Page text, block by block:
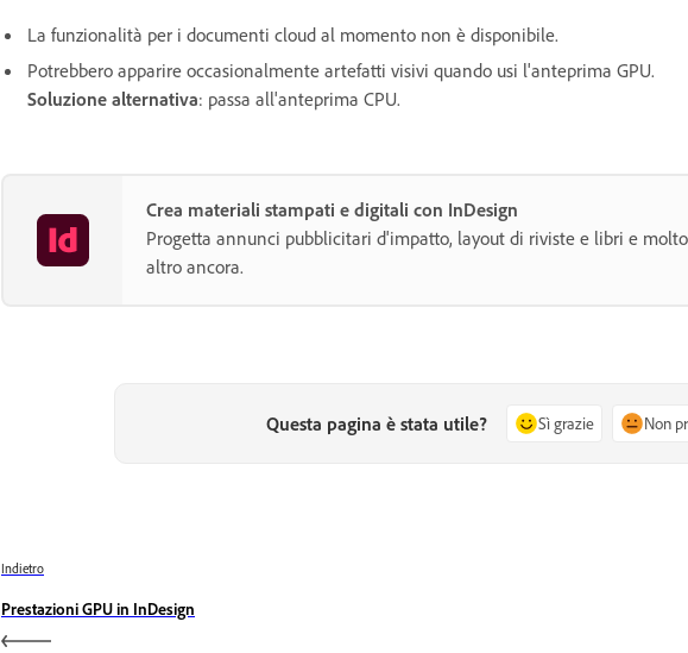
La funzionalità per i documenti cloud al momento non è disponibile.
Potrebbero apparire occasionalmente artefatti visivi quando usi l'anteprima GPU.
Soluzione alternativa: passa all'anteprima CPU.
Crea materiali stampati e digitali con InDesign
Progetta annunci pubblicitari d'impatto, layout di riviste e libri e molto
altro ancora.
Questa pagina è stata utile? Sì grazie Non
Indietro
Prestazioni GPU in InDesign